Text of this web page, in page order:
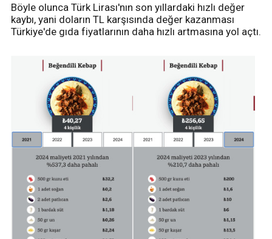
Böyle olunca Türk Lirası'nın son yıllardaki hızlı değer
kaybı, yani doların TL karşısında değer kazanması
Türkiye'de gıda fiyatlarının daha hızlı artmasına yol açtı.